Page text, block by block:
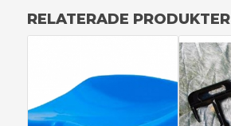
RELATERADE PRODUKTER